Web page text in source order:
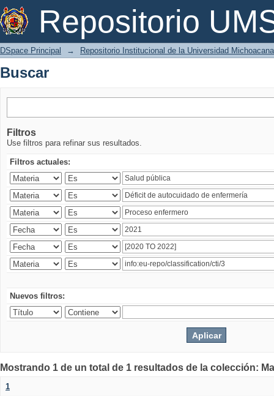
Repositorio
Buscar
DSpace Principal → Repositorio Institucional de la Universidad
Buscar
Filtros
Use filtros para refinar sus resultados.
Filtros actuales:
Nuevos filtros:
Mostrando 1 de un total de 1 resultados de la colección:
1